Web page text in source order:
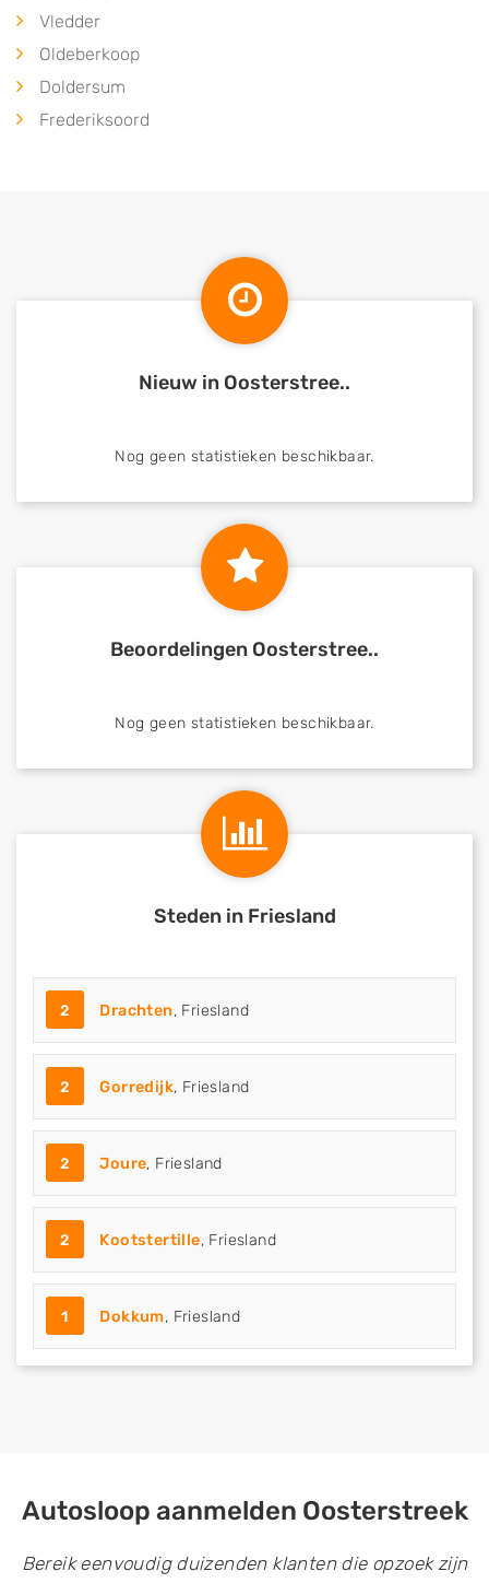
Vledder
Oldeberkoop
Doldersum
Frederiksoord
Nieuw in Oosterstree..
Nog geen statistieken beschikbaar.
Beoordelingen Oosterstree..
Nog geen statistieken beschikbaar.
Steden in Friesland
2 Drachten, Friesland
2 Gorredijk, Friesland
2 Joure, Friesland
2 Kootstertille, Friesland
1 Dokkum, Friesland
Autosloop aanmelden Oosterstreek
Bereik eenvoudig duizenden klanten die opzoek zijn